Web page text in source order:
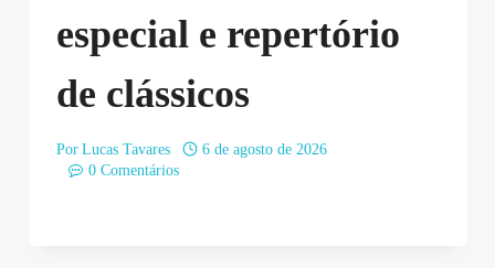
especial e repertório
de clássicos
Por Lucas Tavares
6 de agosto de 2026
0 Comentários